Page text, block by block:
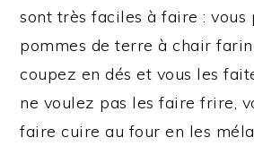
sont très faciles à faire : vous
pommes de terre à chair
coupez en dés et vous les
ne voulez pas les faire frire,
faire cuire au four en les